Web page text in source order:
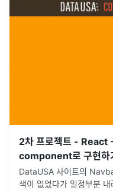
2차 프로젝트 -
component로 구현하
DataUSA 사이트의
색이 없었다가 일정부분